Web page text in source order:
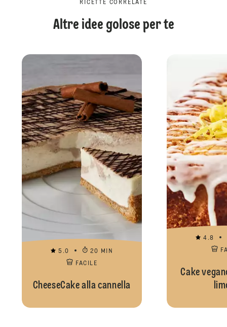
RICETTE CORRELATE
Altre idee golose per te
5.0
20 MIN
FACILE
CheeseCake alla cannella
4.8
Cake